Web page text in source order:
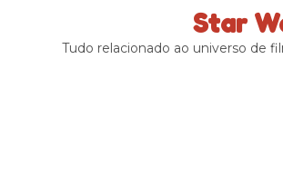
Star
Tudo relacionado ao universo de